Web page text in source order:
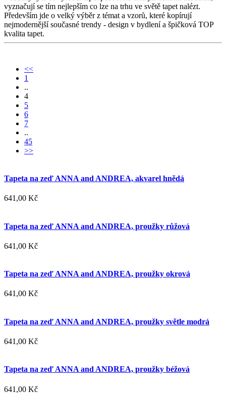
vyznačují se tím nejlepším co lze na trhu ve světě tapet nalézt.
Především jde o velký výběr z témat a vzorů, které kopírují
nejmodernější současné trendy - design v bydlení a špičková TOP
kvalita tapet.
<<
1
..
4
5
6
7
..
45
>>
Tapeta na zeď ANNA and ANDREA, akvarel hnědá
641,00 Kč
Tapeta na zeď ANNA and ANDREA, proužky růžová
641,00 Kč
Tapeta na zeď ANNA and ANDREA, proužky okrová
641,00 Kč
Tapeta na zeď ANNA and ANDREA, proužky světle modrá
641,00 Kč
Tapeta na zeď ANNA and ANDREA, proužky béžová
641,00 Kč